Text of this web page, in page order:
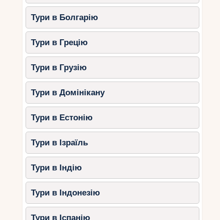
– зустріч із гігантськими
черепахами
Острів Курйоз – це заповідник, де можна
побачитигігантських сейшельських черепах,
що вільно гуляють територією.
Діти можутьпогодувати
черепахлистям і сфотографуватися
з ними.
Похід черезмангрові ліси
тропічними рослинами.
Купання на пляжі і пікнік на відкритому
повітрі.
3. Човнові прогулянки та
морські екскурсії
Осінній сезон ідеально підходить для морських
Тури в Болгарію
Тури в Грецію
Тури в Грузію
Тури в Домінікану
Тури в Естонію
Тури в Ізраїль
Тури в Індію
Тури в Індонезію
Тури в Іспанію